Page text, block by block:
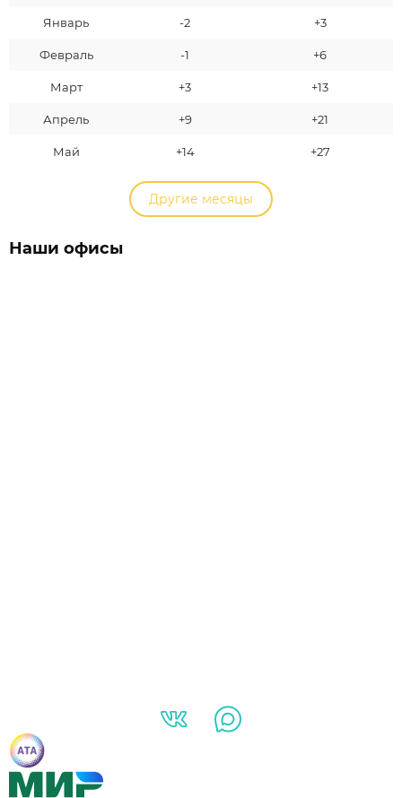
Январь -2 +3
Февраль -1 +6
Март +3 +13
Апрель +9 +21
Май +14 +27
Другие месяцы
Наши офисы